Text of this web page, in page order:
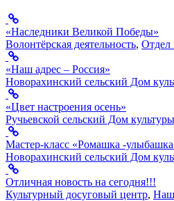
«Наследники Великой Победы»
Волонтёрская деятельность, Отдел
«Наш адрес – Россия»
Новорахинский сельский Дом
«Цвет настроения осень»
Ручьевской сельский Дом культуры
Мастер-класс «Ромашка -
Новорахинский сельский Дом
Отличная новость на сегодня!!!
Культурный досуговый центр,